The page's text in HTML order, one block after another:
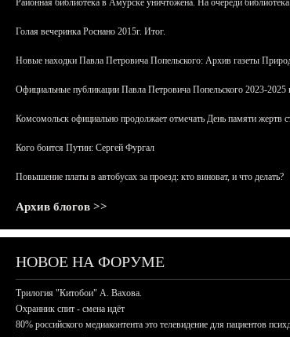
Районная библиотека в Амурске уничтожена. На очереди
Голая вечеринка Роснано 2015г. Итог.
Новые находки Павла Петровича Попельского: Архив газеты
Официальные публикации Павла Петровича Попельского 2023-
Комсомольск официально продолжает отмечать День памяти жертв
Кого боится Путин: Сергей Фургал
Повышение платы в автобусах за проезд: кто виноват, и что делать?
Архив блогов >>
НОВОЕ НА ФОРУМЕ
Трилогия "Китобои" А. Вахова.
Охранник спит - смена идёт
80% российского медиаконтента это телевидение для пациентов